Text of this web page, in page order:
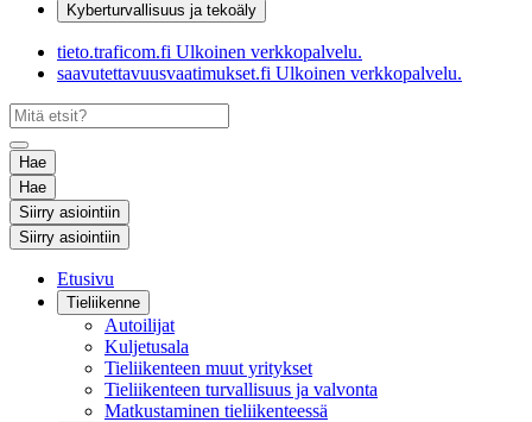
Kyberturvallisuus ja tekoäly
tieto.traficom.fi Ulkoinen verkkopalvelu.
saavutettavuusvaatimukset.fi Ulkoinen verkkopalvelu.
Hae
Hae
Siirry asiointiin
Siirry asiointiin
Etusivu
Tieliikenne
Autoilijat
Kuljetusala
Tieliikenteen muut yritykset
Tieliikenteen turvallisuus ja valvonta
Matkustaminen tieliikenteessä